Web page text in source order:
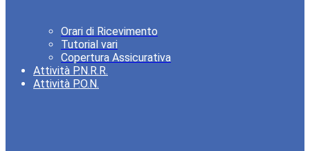
Orari di Ricevimento
Tutorial vari
Copertura Assicurativa
Attività P.N.R.R.
Attività P.O.N.